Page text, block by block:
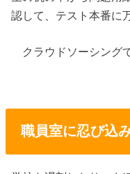
認して、テスト本番に
クラウドソーシング
職員室に忍び込